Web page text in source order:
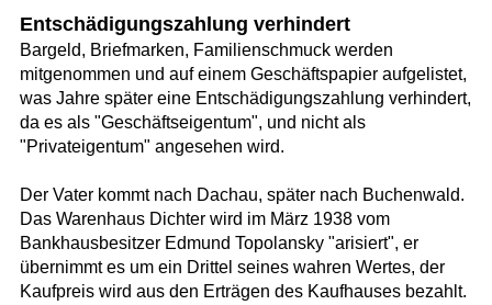
Entschädigungszahlung verhindert
Bargeld, Briefmarken, Familienschmuck werden
mitgenommen und auf einem Geschäftspapier aufgelistet,
was Jahre später eine Entschädigungszahlung verhindert,
da es als "Geschäftseigentum", und nicht als
"Privateigentum" angesehen wird.
Der Vater kommt nach Dachau, später nach Buchenwald.
Das Warenhaus Dichter wird im März 1938 vom
Bankhausbesitzer Edmund Topolansky "arisiert", er
übernimmt es um ein Drittel seines wahren Wertes, der
Kaufpreis wird aus den Erträgen des Kaufhauses bezahlt.